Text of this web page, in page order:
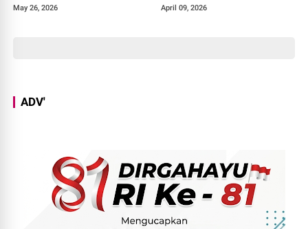
Kurban di Masjid Jami Al-
May 26, 2026
Momen Halal Bihalal
April 09, 2026
ADV'